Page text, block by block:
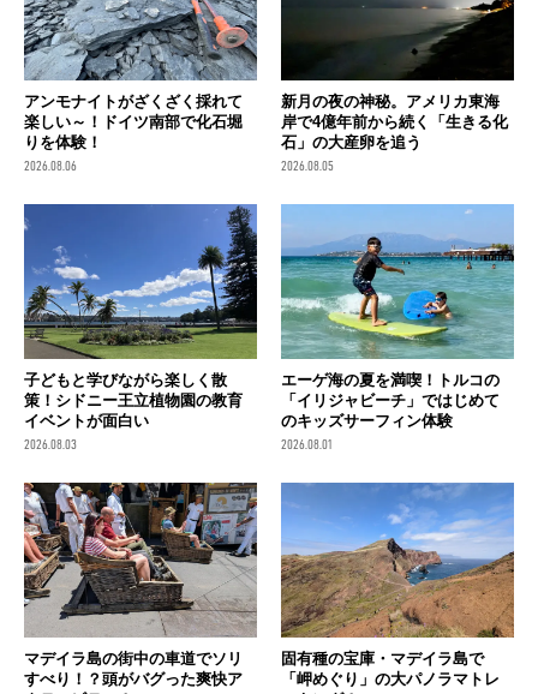
アンモナイトがざくざく採れて
楽しい～！ドイツ南部で化石堀
りを体験！
2026.08.06
新月の夜の神秘。アメリカ東海
岸で4億年前から続く「生きる化
石」の大産卵を追う
2026.08.05
子どもと学びながら楽しく散
策！シドニー王立植物園の教育
イベントが面白い
2026.08.03
エーゲ海の夏を満喫！トルコの
「イリジャビーチ」ではじめて
のキッズサーフィン体験
2026.08.01
マデイラ島の街中の車道でソリ
すべり！？頭がバグった爽快ア
固有種の宝庫・マデイラ島で
「岬めぐり」の大パノラマトレ